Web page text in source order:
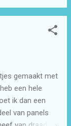
gemaakt met
een hele
ik dan een
van panels